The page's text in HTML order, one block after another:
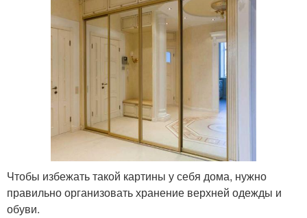
Чтобы избежать такой картины у себя дома, нужно
правильно организовать хранение верхней одежды и
обуви.